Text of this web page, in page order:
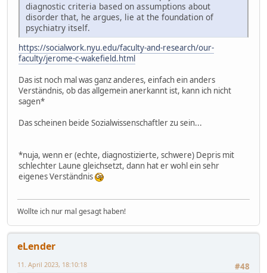
diagnostic criteria based on assumptions about
disorder that, he argues, lie at the foundation of
psychiatry itself.
https://socialwork.nyu.edu/faculty-and-research/our-
faculty/jerome-c-wakefield.html
Das ist noch mal was ganz anderes, einfach ein anders
Verständnis, ob das allgemein anerkannt ist, kann ich nicht
sagen*
Das scheinen beide Sozialwissenschaftler zu sein...
*nuja, wenn er (echte, diagnostizierte, schwere) Depris mit
schlechter Laune gleichsetzt, dann hat er wohl ein sehr
eigenes Verständnis
Wollte ich nur mal gesagt haben!
eLender
#48
11. April 2023, 18:10:18